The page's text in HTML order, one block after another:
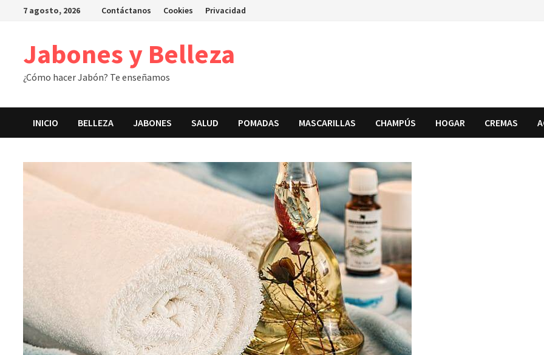
Saltar7 agosto, 2026 Contáctanos Cookies Privacidad
Jabones y Belleza
¿Cómo hacer Jabón? Te enseñamos
INICIO BELLEZA JABONES SALUD POMADAS MASCARILLAS CHAMPÚS HOGAR CREMAS